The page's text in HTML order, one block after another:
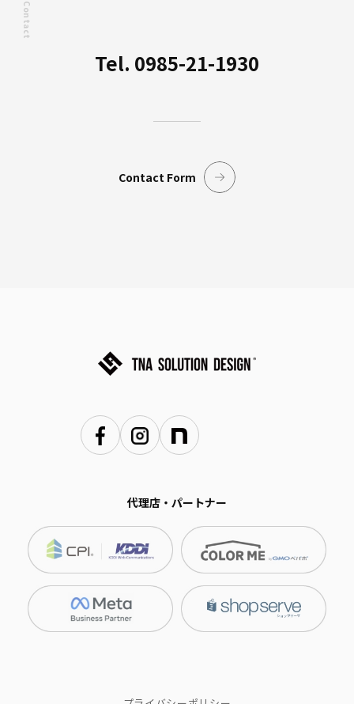
Contact
Tel. 0985-21-1930
Contact Form
代理店・パートナー